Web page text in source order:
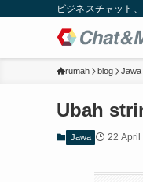
ビジネスチャット
rumah blog Jawa
Ubah
Jawa 22 April